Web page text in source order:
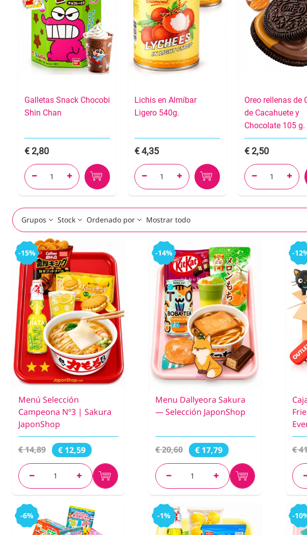
Galletas Snack Chocobi
Shin Chan
2,80
 
Lichis en Almíbar
Ligero 540g.
4,35
 
Oreo rellenas de
de Cacahuete y
Chocolate 105 g.
2,50
 
Grupos Stock Ordenado por Mostrar todo
-15%
Menú Selección
Campeona Nº3 | Sakura
JaponShop
€ 14,89 € 12,59
-14%
Menu Dallyeora Sakura
— Selección JaponShop
€ 20,60 € 17,79
-
€
-6% -1% -